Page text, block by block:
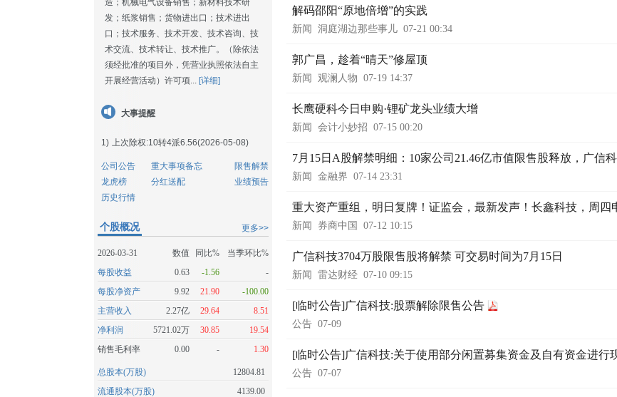
造；机械电气设备销售；新材料技术研
发；纸浆销售；货物进出口；技术进出
口；技术服务、技术开发、技术咨询、技
术交流、技术转让、技术推广。（除依法
须经批准的项目外，凭营业执照依法自主
开展经营活动）许可项... [详细]
大事提醒
1) 上次除权:10转4派6.56(2026-05-08)
公司公告 重大事项备忘
限售解禁
龙虎榜
分红送配
业绩预告
历史行情
更多>>
个股概况
2026-03-31 数值 同比%
当季环比%
每股收益
0.63 -1.56
-
每股净资产
9.92 21.90
-100.00
主营收入
2.27亿 29.64
8.51
净利润
5721.02万 30.85
19.54
销售毛利率
0.00 - 1.30
总股本(万股)
12804.81
流通股本(万股)
4139.00
解码邵阳“原地倍增”的实践
新闻 洞庭湖边那些事儿 07-21 00:34
郭广昌，趁着“晴天”修屋顶
新闻 观澜人物 07-19 14:37
长鹰硬科今日申购·锂矿龙头业绩大增
新闻 会计小妙招 07-15 00:20
7月15日A股解禁明细：10家公司21.46亿市值限售股释放，广信
新闻 金融界 07-14 23:31
重大资产重组，明日复牌！证监会，最新发声！长鑫科技，周
新闻 券商中国 07-12 10:15
广信科技3704万股限售股将解禁 可交易时间为7月15日
新闻 雷达财经 07-10 09:15
[临时公告]广信科技:股票解除限售公告
公告 07-09
[临时公告]广信科技:关于使用部分闲置募集资金及自有资金进行
公告 07-07